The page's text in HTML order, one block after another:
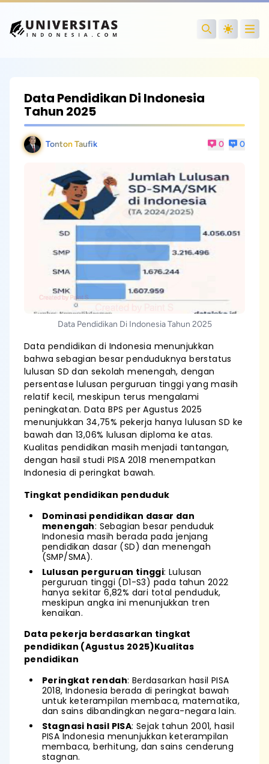
Search
Data Pendidikan Di Indonesia
Tahun 2025
Tonton Taufik 0 0
Data Pendidikan Di Indonesia Tahun 2025
Data pendidikan di Indonesia menunjukkan
bahwa sebagian besar penduduknya berstatus
lulusan SD dan sekolah menengah, dengan
persentase lulusan perguruan tinggi yang masih
relatif kecil, meskipun terus mengalami
peningkatan. Data BPS per Agustus 2025
menunjukkan 34,75% pekerja hanya lulusan SD ke
bawah dan 13,06% lulusan diploma ke atas.
Kualitas pendidikan masih menjadi tantangan,
dengan hasil studi PISA 2018 menempatkan
Indonesia di peringkat bawah.
Tingkat pendidikan penduduk
Dominasi pendidikan dasar dan
menengah: Sebagian besar penduduk
Indonesia masih berada pada jenjang
pendidikan dasar (SD) dan menengah
(SMP/SMA).
Lulusan perguruan tinggi: Lulusan
perguruan tinggi (D1-S3) pada tahun 2022
hanya sekitar 6,82% dari total penduduk,
meskipun angka ini menunjukkan tren
kenaikan.
Data pekerja berdasarkan tingkat
pendidikan (Agustus 2025)Kualitas
pendidikan
Peringkat rendah: Berdasarkan hasil PISA
2018, Indonesia berada di peringkat bawah
untuk keterampilan membaca, matematika,
dan sains dibandingkan negara-negara lain.
Stagnasi hasil PISA: Sejak tahun 2001, hasil
PISA Indonesia menunjukkan keterampilan
membaca, berhitung, dan sains cenderung
stagnan.